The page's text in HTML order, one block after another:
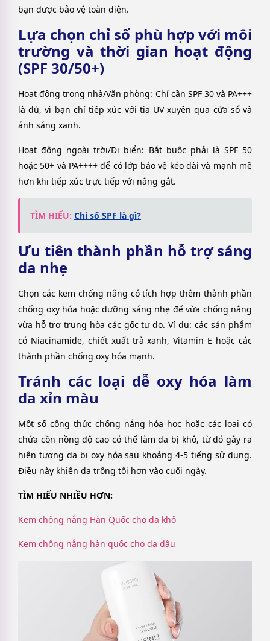
bạn được bảo vệ toàn diện.
Lựa chọn chỉ số phù hợp với môi
trường và thời gian hoạt động
(SPF 30/50+)
Hoạt động trong nhà/Văn phòng: Chỉ cần SPF 30 và PA+++
là đủ, vì bạn chỉ tiếp xúc với tia UV xuyên qua cửa sổ và
ánh sáng xanh.
Hoạt động ngoài trời/Đi biển: Bắt buộc phải là SPF 50
hoặc 50+ và PA++++ để có lớp bảo vệ kéo dài và mạnh mẽ
hơn khi tiếp xúc trực tiếp với nắng gắt.
TÌM HIỂU: Chỉ số SPF là gì?
Ưu tiên thành phần hỗ trợ sáng
da nhẹ
Chọn các kem chống nắng có tích hợp thêm thành phần
chống oxy hóa hoặc dưỡng sáng nhẹ để vừa chống nắng
vừa hỗ trợ trung hòa các gốc tự do. Ví dụ: các sản phẩm
có Niacinamide, chiết xuất trà xanh, Vitamin E hoặc các
thành phần chống oxy hóa mạnh.
Tránh các loại dễ oxy hóa làm
da xỉn màu
Một số công thức chống nắng hóa học hoặc các loại có
chứa cồn nồng độ cao có thể làm da bị khô, từ đó gây ra
hiện tượng da bị oxy hóa sau khoảng 4-5 tiếng sử dụng.
Điều này khiến da trông tối hơn vào cuối ngày.
TÌM HIỂU NHIỀU HƠN:
Kem chống nắng Hàn Quốc cho da khô
Kem chống nắng hàn quốc cho da dầu